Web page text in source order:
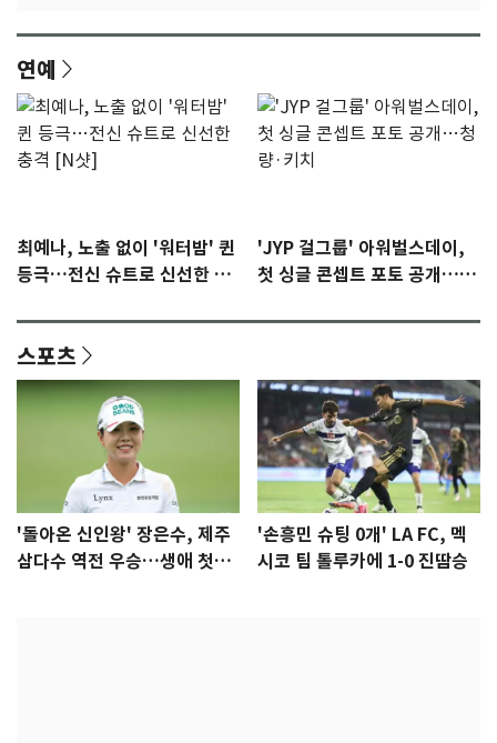
연예
최예나, 노출 없이 '워터밤' 퀸
등극…전신 슈트로 신선한 충
'JYP 걸그룹' 아워벌스데이,
첫 싱글 콘셉트 포토 공개…청
스포츠
'돌아온 신인왕' 장은수, 제주
삼다수 역전 우승…생애 첫승
'손흥민 슈팅 0개' LA FC, 멕
시코 팀 톨루카에 1-0 진땀승